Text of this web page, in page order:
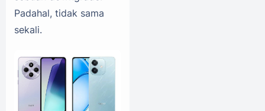
Padahal, tidak sama
sekali.